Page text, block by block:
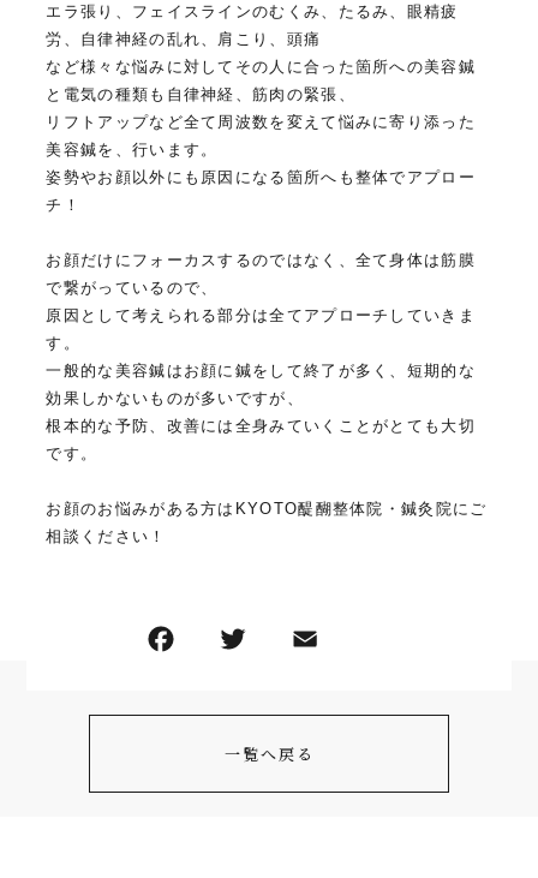
エラ張り、フェイスラインのむくみ、たるみ、眼精疲
労、自律神経の乱れ、肩こり、頭痛
など様々な悩みに対してその人に合った箇所への美容鍼
と電気の種類も自律神経、筋肉の緊張、
リフトアップなど全て周波数を変えて悩みに寄り添った
美容鍼を、行います。
姿勢やお顔以外にも原因になる箇所へも整体でアプロー
チ！
お顔だけにフォーカスするのではなく、全て身体は筋膜
で繋がっているので、
原因として考えられる部分は全てアプローチしていきま
す。
一般的な美容鍼はお顔に鍼をして終了が多く、短期的な
効果しかないものが多いですが、
根本的な予防、改善には全身みていくことがとても大切
です。
お顔のお悩みがある方はKYOTO醍醐整体院・鍼灸院にご
相談ください！
一覧へ戻る